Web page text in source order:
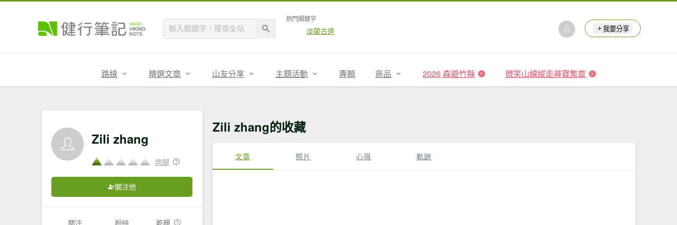
熱門關鍵字
淡蘭古道 我要分享
路線 精選文章 山友分享 主題活動 專輯 商品 2026 森遊竹縣 微笑山線縱走尋寶集章
Zili zhang
肉腳
關注他
關注 粉絲 乾糧
Zili zhang的收藏
文章 照片 心得 軌跡